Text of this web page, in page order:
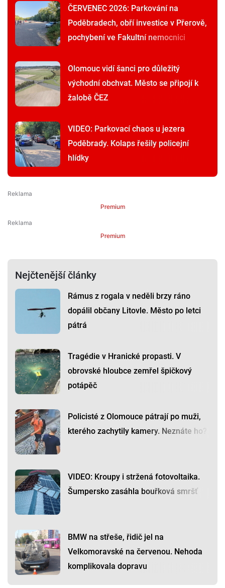
ČERVENEC 2026: Parkování na
Poděbradech, obří investice v Přerově,
pochybení ve Fakultní nemocnici
Olomouc vidí šanci pro důležitý
východní obchvat. Město se připojí k
žalobě ČEZ
VIDEO: Parkovací chaos u jezera
Poděbrady. Kolaps řešily policejní
hlídky
Premium
Premium
Nejčtenější články
Rámus z rogala v neděli brzy ráno
dopálil občany Litovle. Město po letci
pátrá
Tragédie v Hranické propasti. V
obrovské hloubce zemřel špičkový
potápěč
Policisté z Olomouce pátrají po muži,
kterého zachytily kamery. Neznáte ho?
VIDEO: Kroupy i stržená fotovoltaika.
Šumpersko zasáhla bouřková smršť
BMW na střeše, řidič jel na
Velkomoravské na červenou. Nehoda
komplikovala dopravu